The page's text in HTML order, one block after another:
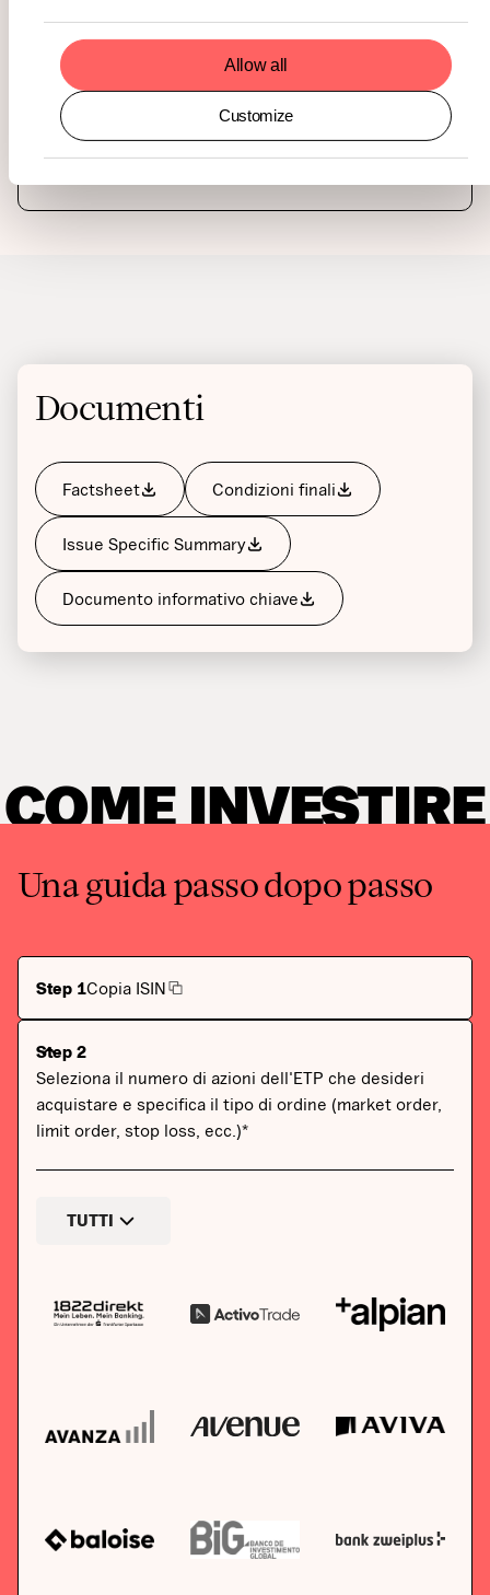
Allow all
Customize
CURRENCY
Currency
LOCAL TICKER
COUNTRY
EXCHANGE
Exchange
Documenti
Factsheet Condizioni finali
Issue Specific Summary
Documento informativo chiave
COME INVESTIRE
Una guida passo dopo passo
Step 1Copia ISIN
Step 2
Seleziona il numero di azioni dell'ETP che desideri
acquistare e specifica il tipo di ordine (market order,
limit order, stop loss, ecc.)*
TUTTI